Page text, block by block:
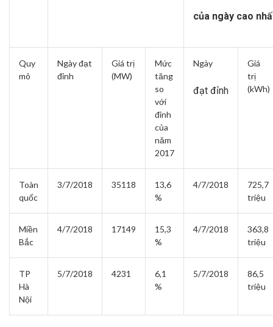
của ngày cao
Quy
mô
Ngày đạt
đỉnh
Giá trị
(MW)
Mức
tăng
so
với
đỉnh
của
năm
2017
Ngày
đạt đỉnh
Giá
trị
(kWh)
Toàn
quốc
3/7/2018 35118
13,6
%
4/7/2018
725,7
triệu
Miền
Bắc
4/7/2018 17149
15,3
%
4/7/2018
363,8
triệu
TP
Hà
Nội
5/7/2018 4231
6,1
%
5/7/2018
86,5
triệu